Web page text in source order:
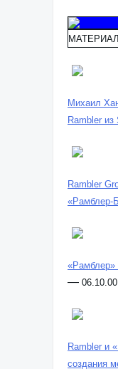
Михаил
Rambler из
Rambler
«Рамблер-
«Рамблер»
— 06.10.00
Rambler и
создания